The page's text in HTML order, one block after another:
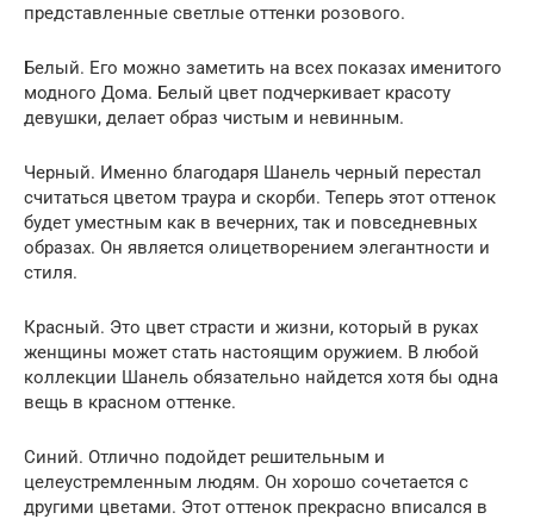
представленные светлые оттенки розового.
Белый. Его можно заметить на всех показах именитого
модного Дома. Белый цвет подчеркивает красоту
девушки, делает образ чистым и невинным.
Черный. Именно благодаря Шанель черный перестал
считаться цветом траура и скорби. Теперь этот оттенок
будет уместным как в вечерних, так и повседневных
образах. Он является олицетворением элегантности и
стиля.
Красный. Это цвет страсти и жизни, который в руках
женщины может стать настоящим оружием. В любой
коллекции Шанель обязательно найдется хотя бы одна
вещь в красном оттенке.
Синий. Отлично подойдет решительным и
целеустремленным людям. Он хорошо сочетается с
другими цветами. Этот оттенок прекрасно вписался в